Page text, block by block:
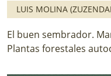
LUIS MOLINA
El buen sembrador.
Plantas forestales